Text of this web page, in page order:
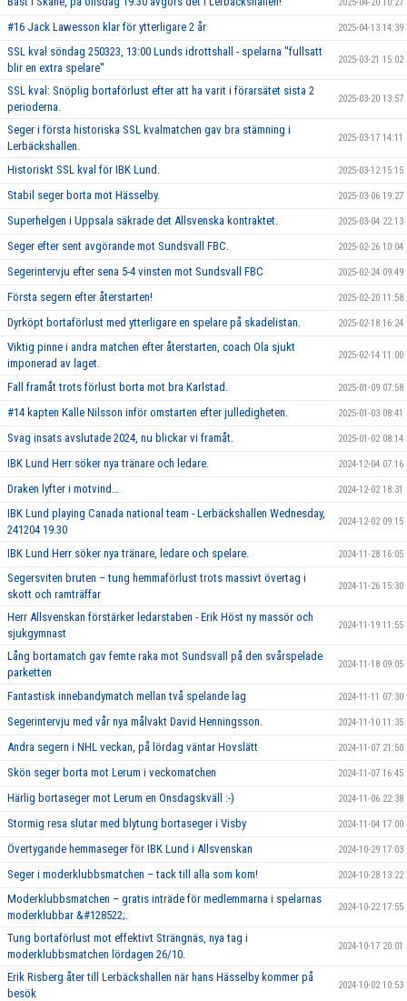
#16 Jack Lawesson klar för ytterligare 2 år 2025-04-13 14:39
SSL kval söndag 250323, 13:00 Lunds idrottshall - spelarna ''fullsatt
blir en extra spelare''
2025-03-21 15:02
SSL kval: Snöplig bortaförlust efter att ha varit i förarsätet sista 2
perioderna.
2025-03-20 13:57
Seger i första historiska SSL kvalmatchen gav bra stämning i
Lerbäckshallen.
2025-03-17 14:11
Historiskt SSL kval för IBK Lund. 2025-03-12 15:15
Stabil seger borta mot Hässelby. 2025-03-06 19:27
Superhelgen i Uppsala säkrade det Allsvenska kontraktet. 2025-03-04 22:13
Seger efter sent avgörande mot Sundsvall FBC. 2025-02-26 10:04
Segerintervju efter sena 5-4 vinsten mot Sundsvall FBC 2025-02-24 09:49
Första segern efter återstarten! 2025-02-20 11:58
Dyrköpt bortaförlust med ytterligare en spelare på skadelistan. 2025-02-18 16:24
Viktig pinne i andra matchen efter återstarten, coach Ola sjukt
imponerad av laget.
2025-02-14 11:00
Fall framåt trots förlust borta mot bra Karlstad. 2025-01-09 07:58
#14 kapten Kalle Nilsson inför omstarten efter julledigheten. 2025-01-03 08:41
Svag insats avslutade 2024, nu blickar vi framåt. 2025-01-02 08:14
IBK Lund Herr söker nya tränare och ledare. 2024-12-04 07:16
Draken lyfter i motvind… 2024-12-02 18:31
IBK Lund playing Canada national team - Lerbäckshallen Wednesday,
241204 19.30
2024-12-02 09:15
IBK Lund Herr söker nya tränare, ledare och spelare. 2024-11-28 16:05
Segersviten bruten – tung hemmaförlust trots massivt övertag i
skott och ramträffar
2024-11-26 15:30
Herr Allsvenskan förstärker ledarstaben - Erik Höst ny massör och
sjukgymnast
2024-11-19 11:55
Lång bortamatch gav femte raka mot Sundsvall på den svårspelade
parketten
2024-11-18 09:05
Fantastisk innebandymatch mellan två spelande lag 2024-11-11 07:30
Segerintervju med vår nya målvakt David Henningsson. 2024-11-10 11:35
Andra segern i NHL veckan, på lördag väntar Hovslätt 2024-11-07 21:50
Skön seger borta mot Lerum i veckomatchen 2024-11-07 16:45
Härlig bortaseger mot Lerum en Onsdagskväll :-) 2024-11-06 22:38
Stormig resa slutar med blytung bortaseger i Visby 2024-11-04 17:00
Övertygande hemmaseger för IBK Lund i Allsvenskan 2024-10-29 17:03
Seger i moderklubbsmatchen – tack till alla som kom! 2024-10-28 13:22
Moderklubbsmatchen – gratis inträde för medlemmarna i spelarnas
moderklubbar &#128522;.
2024-10-22 17:55
Tung bortaförlust mot effektivt Strängnäs, nya tag i
moderklubbsmatchen lördagen 26/10.
2024-10-17 20:01
Erik Risberg åter till Lerbäckshallen när hans Hässelby kommer på
besök
2024-10-02 10:53